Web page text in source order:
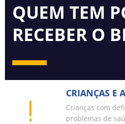
QUEM TEM
RECEBER O
CRIANÇAS E
Crianças com
problemas de